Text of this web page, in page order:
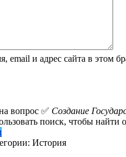
email и адрес сайта в этом
вопрос ✅ Создание
поиск, чтобы найти
История